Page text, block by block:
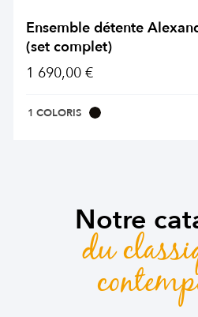
Ensemble détente
(set complet)
1 690,00 €
1 COLORIS
Notre
du